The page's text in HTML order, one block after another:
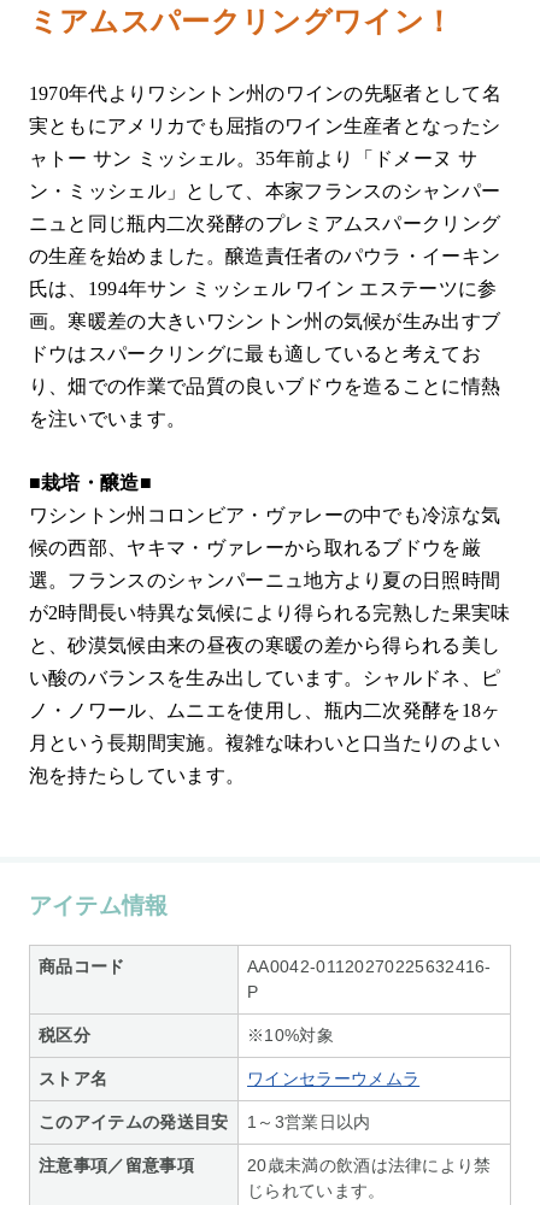
ミアムスパークリングワイン！
1970年代よりワシントン州のワインの先駆者として名
実ともにアメリカでも屈指のワイン生産者となったシ
ャトー サン ミッシェル。35年前より「ドメーヌ サ
ン・ミッシェル」として、本家フランスのシャンパー
ニュと同じ瓶内二次発酵のプレミアムスパークリング
の生産を始めました。醸造責任者のパウラ・イーキン
氏は、1994年サン ミッシェル ワイン エステーツに参
画。寒暖差の大きいワシントン州の気候が生み出すブ
ドウはスパークリングに最も適していると考えてお
り、畑での作業で品質の良いブドウを造ることに情熱
を注いでいます。
■栽培・醸造■
ワシントン州コロンビア・ヴァレーの中でも冷涼な気
候の西部、ヤキマ・ヴァレーから取れるブドウを厳
選。フランスのシャンパーニュ地方より夏の日照時間
が2時間長い特異な気候により得られる完熟した果実味
と、砂漠気候由来の昼夜の寒暖の差から得られる美し
い酸のバランスを生み出しています。シャルドネ、ピ
ノ・ノワール、ムニエを使用し、瓶内二次発酵を18ヶ
月という長期間実施。複雑な味わいと口当たりのよい
泡を持たらしています。
アイテム情報
商品コード
AA0042-01120270225632416-
P
税区分 ※10%対象
ストア名 ワインセラーウメムラ
このアイテムの発送目安 1～3営業日以内
注意事項／留意事項
20歳未満の飲酒は法律により禁
じられています。